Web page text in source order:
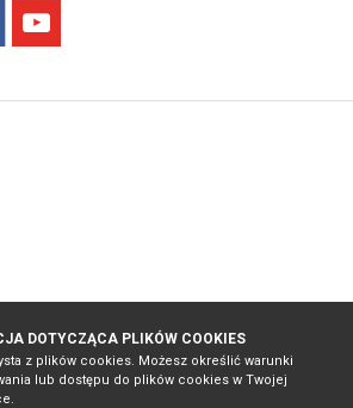
DOTYCZĄCA PLIKÓW COOKIES
z plików cookies. Możesz określić warunki
lub dostępu do plików cookies w Twojej